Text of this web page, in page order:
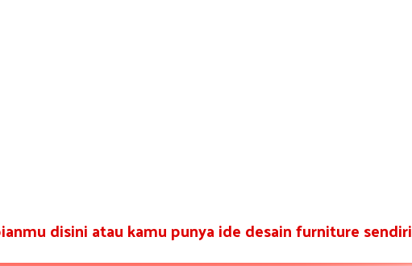
disini atau kamu punya ide desain furniture sendiri